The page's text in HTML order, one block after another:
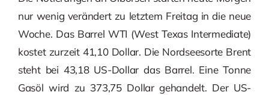
nur wenig verändert zu letztem Freitag in die neue
Woche. Das Barrel WTI (West Texas Intermediate)
kostet zurzeit 41,10 Dollar. Die Nordseesorte Brent
steht bei 43,18 US-Dollar das Barrel. Eine Tonne
Gasöl wird zu 373,75 Dollar gehandelt. Der US-